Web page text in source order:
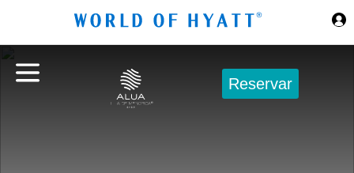
Reservar